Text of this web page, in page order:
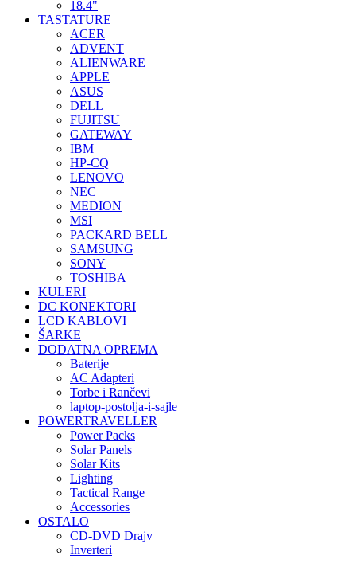
18.4"
TASTATURE
ACER
ADVENT
ALIENWARE
APPLE
ASUS
DELL
FUJITSU
GATEWAY
IBM
HP-CQ
LENOVO
NEC
MEDION
MSI
PACKARD BELL
SAMSUNG
SONY
TOSHIBA
KULERI
DC KONEKTORI
LCD KABLOVI
ŠARKE
DODATNA OPREMA
Baterije
AC Adapteri
Torbe i Rančevi
laptop-postolja-i-sajle
POWERTRAVELLER
Power Packs
Solar Panels
Solar Kits
Lighting
Tactical Range
Accessories
OSTALO
CD-DVD Drajv
Inverteri